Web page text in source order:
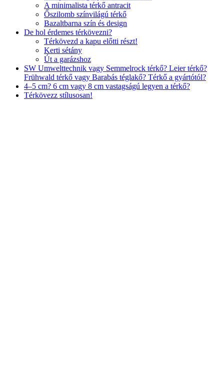
A minimalista térkő antracit
Őszilomb színvilágú térkő
Bazaltbarna szín és design
De hol érdemes térkövezni?
Térkövezd a kapu előtti részt!
Kerti sétány
Út a garázshoz
SW Umwelttechnik vagy Semmelrock térkő? Leier térkő?
Frühwald térkő vagy Barabás téglakő? Térkő a gyártótól?
4–5 cm? 6 cm vagy 8 cm vastagságú legyen a térkő?
Térkövezz stílusosan!